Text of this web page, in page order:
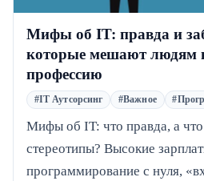
Мифы об IT: правда и
которые мешают людям
профессию
#IT Аутсорсинг #Важное
Мифы об IT: что правда, а
стереотипы? Высокие
программирование с нуля,